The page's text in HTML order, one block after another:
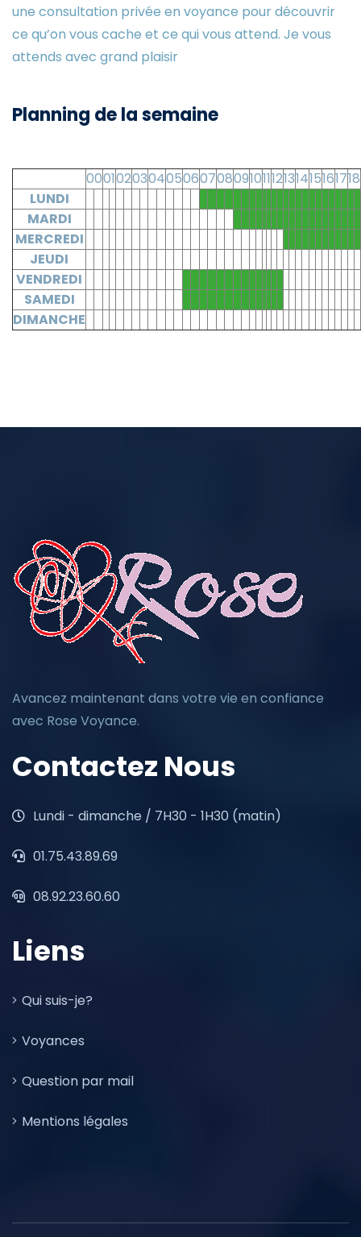
une consultation privée en voyance pour découvrir
ce qu’on vous cache et ce qui vous attend. Je vous
attends avec grand plaisir
Planning de la semaine
00010203040506070809101112131415161718
LUNDI
MARDI
MERCREDI
JEUDI
VENDREDI
SAMEDI
DIMANCHE
Avancez maintenant dans votre vie en confiance
avec Rose Voyance.
Contactez Nous
Lundi - dimanche / 7H30 - 1H30 (matin)
01.75.43.89.69
08.92.23.60.60
Liens
Qui suis-je?
Voyances
Question par mail
Mentions légales